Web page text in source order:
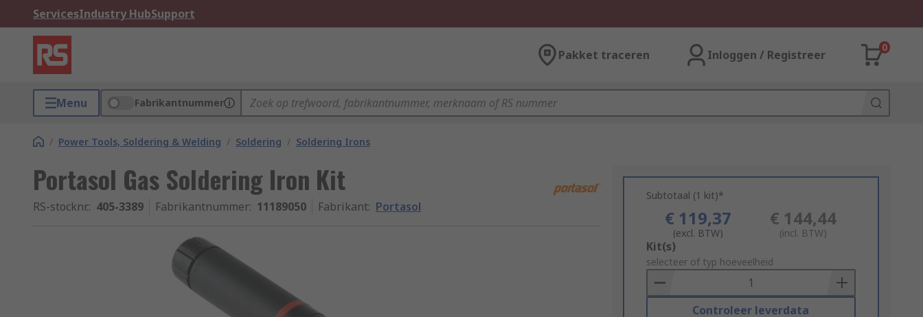
ServicesIndustry HubSupport
Pakket traceren Inloggen / Registreer
0
Menu Fabrikantnummer
/ Power Tools, Soldering & Welding / Soldering / Soldering Irons
Portasol Gas Soldering Iron Kit
RS-stocknr.: 405-3389 Fabrikantnummer: 11189050 Fabrikant: Portasol
Subtotaal (1 kit)*
€ 119,37
(excl. BTW)
€ 144,44
(incl. BTW)
Add
to
Basket
Kit(s)
selecteer of typ hoeveelheid
Controleer leverdata